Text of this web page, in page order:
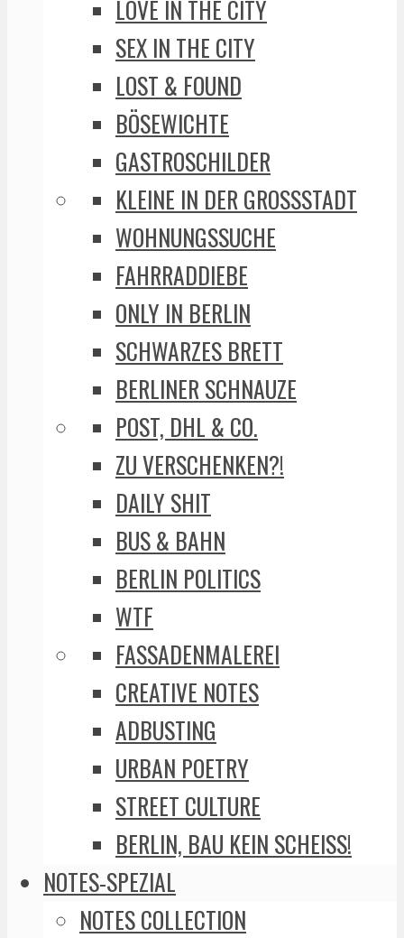
LOVE IN THE CITY
SEX IN THE CITY
LOST & FOUND
BÖSEWICHTE
GASTROSCHILDER
KLEINE IN DER GROSSSTADT
WOHNUNGSSUCHE
FAHRRADDIEBE
ONLY IN BERLIN
SCHWARZES BRETT
BERLINER SCHNAUZE
POST, DHL & CO.
ZU VERSCHENKEN?!
DAILY SHIT
BUS & BAHN
BERLIN POLITICS
WTF
FASSADENMALEREI
CREATIVE NOTES
ADBUSTING
URBAN POETRY
STREET CULTURE
BERLIN, BAU KEIN SCHEISS!
NOTES-SPEZIAL
NOTES COLLECTION